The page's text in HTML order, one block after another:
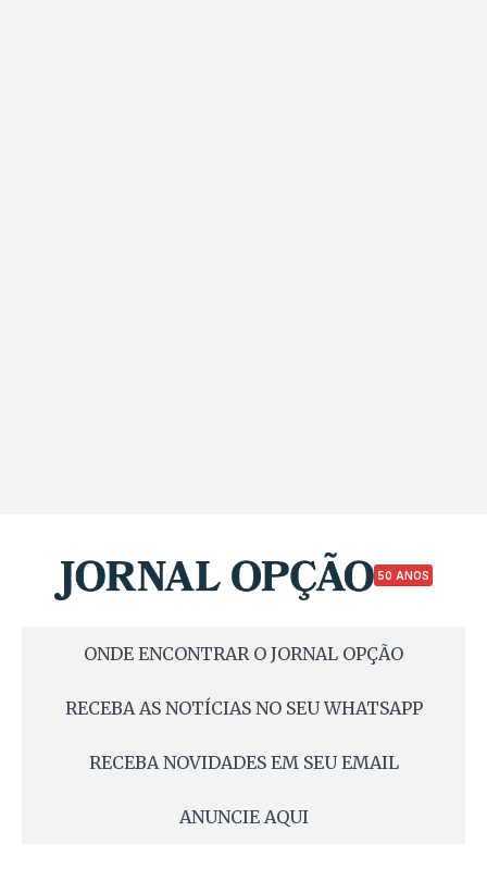
50 ANOS
ONDE ENCONTRAR O JORNAL OPÇÃO
RECEBA AS NOTÍCIAS NO SEU WHATSAPP
RECEBA NOVIDADES EM SEU EMAIL
ANUNCIE AQUI